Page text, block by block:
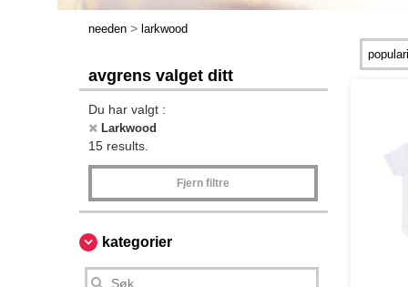
needen > larkwood
avgrens valget ditt
Du har valgt :
Larkwood
15 results.
Fjern filtre
kategorier